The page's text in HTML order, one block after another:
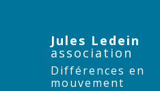
Jules Ledein
association
Différences en
mouvement